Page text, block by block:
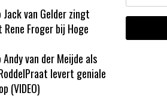
Jack van Gelder zingt
Froger bij Hoge
Andy van der Meijde als
levert geniale
(VIDEO)